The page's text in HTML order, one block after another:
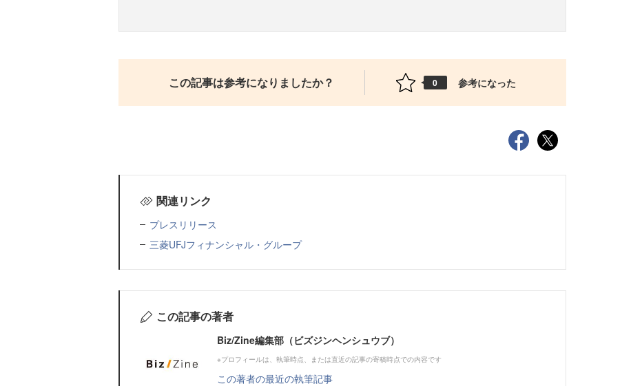
この記事は参考になりましたか？ 0 参考になった
関連リンク
プレスリリース
三菱UFJフィナンシャル・グループ
この記事の著者
Biz/Zine編集部（ビズジンヘンシュウブ）
※プロフィールは、執筆時点、または直近の記事の寄稿時点での内容です
この著者の最近の執筆記事